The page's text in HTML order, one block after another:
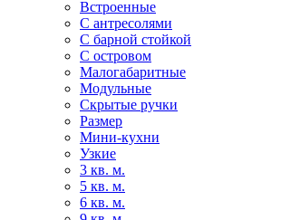
Встроенные
С антресолями
С барной стойкой
С островом
Малогабаритные
Модульные
Скрытые ручки
Размер
Мини-кухни
Узкие
3 кв. м.
5 кв. м.
6 кв. м.